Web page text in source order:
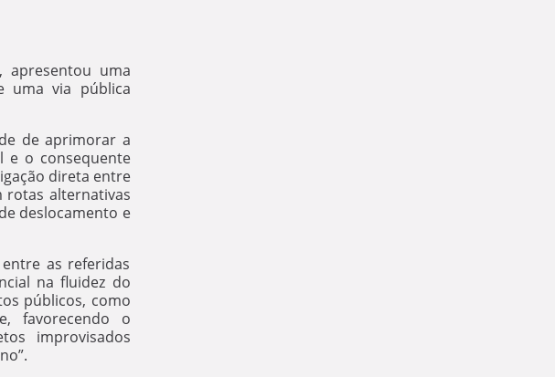
apresentou uma
uma via pública
de aprimorar a
e o consequente
direta entre
rotas alternativas
deslocamento e
as referidas
na fluidez do
públicos, como
favorecendo o
improvisados